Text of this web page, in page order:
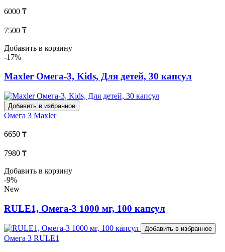
6000 ₸
7500 ₸
Добавить в корзину
-17%
Maxler Омега-3, Kids, Для детей, 30 капсул
Добавить в избранное
Омега 3 Maxler
6650 ₸
7980 ₸
Добавить в корзину
-9%
New
RULE1, Омега-3 1000 мг, 100 капсул
Добавить в избранное
Омега 3 RULE1